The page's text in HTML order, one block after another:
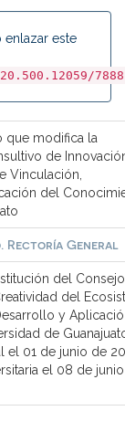
enlazar este
7888
que modifica la
de
Vinculación,
del
Rectoría General
del Consejo
del
y
de
el 01 de junio de
el 08 de